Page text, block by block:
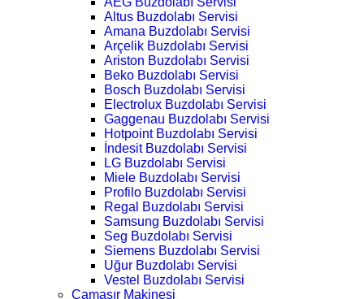
Altus Buzdolabı Servisi
Amana Buzdolabı Servisi
Arçelik Buzdolabı Servisi
Ariston Buzdolabı Servisi
Beko Buzdolabı Servisi
Bosch Buzdolabı Servisi
Electrolux Buzdolabı Servisi
Gaggenau Buzdolabı Servisi
Hotpoint Buzdolabı Servisi
İndesit Buzdolabı Servisi
LG Buzdolabı Servisi
Miele Buzdolabı Servisi
Profilo Buzdolabı Servisi
Regal Buzdolabı Servisi
Samsung Buzdolabı Servisi
Seg Buzdolabı Servisi
Siemens Buzdolabı Servisi
Uğur Buzdolabı Servisi
Vestel Buzdolabı Servisi
Çamaşır Makinesi